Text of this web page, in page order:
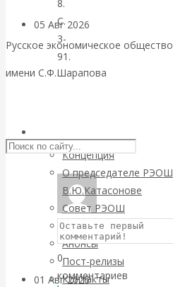
Русское экономическое общество
имени С.Ф.Шарапова
Концепция
О председателе РЭОШ
В.Ю.Катасонове
Совет РЭОШ
О С.Ф.Шарапове
Анонсы
Пост-релизы
Контакты
05 Авг 2026
Валентин
раз на тему
блокировки
банковских
счетов
01 Авг 2026Геополитика
8.
С.
3-
91.
Скачать
Вернуться
назад
0
комментариев